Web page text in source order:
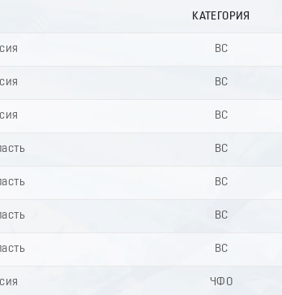
КАТЕГОРИЯ
ВС
ВС
ВС
ВС
ВС
ВС
ВС
ЧФО